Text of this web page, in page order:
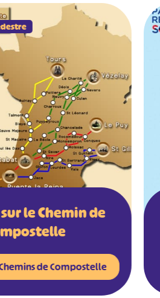
le Chemin de
de Compostelle